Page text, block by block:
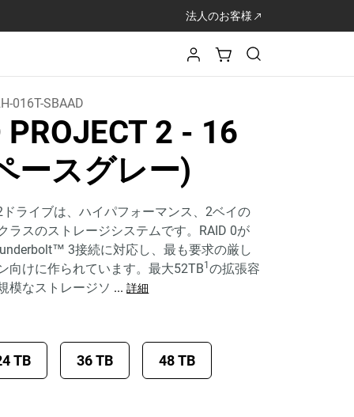
法人のお客様
016T-SBAAD
2 - 16
ースグレー)
ドライブは、ハイパフォーマンス、2ベイの
ラスのストレージシステムです。RAID 0が
3接続に対応し、最も要求の厳し
向けに作られています。最大52TB1 の拡張容
模なストレージソ ... 詳細
TB 36 TB 48 TB